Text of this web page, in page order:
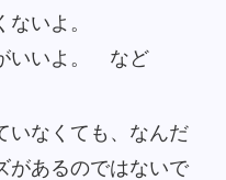
いよ。
いいよ。 など
いなくても、なんだ
があるのではないで